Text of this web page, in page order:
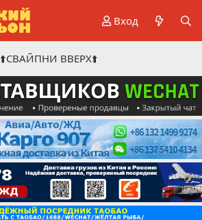
Вход
⬆️СВАЙПНИ ВВЕРХ⬆️